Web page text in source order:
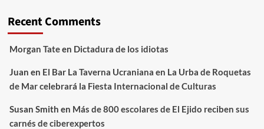
Recent Comments
Morgan Tateen Dictadura de los idiotas
Juan en El Bar La Taverna Ucraniana en La Urba de Roquetas
de Mar celebrará la Fiesta Internacional de Culturas
Susan Smith en Más de 800 escolares de El Ejido reciben sus
carnés de ciberexpertos